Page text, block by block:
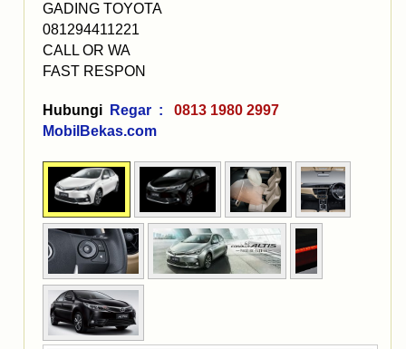
GADING TOYOTA
081294411221
CALL OR WA
FAST RESPON
Hubungi Regar :
0813 1980 2997
MobilBekas.com